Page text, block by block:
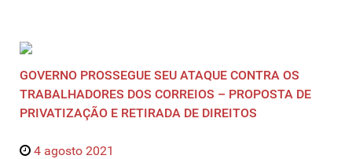
GOVERNO PROSSEGUE SEU ATAQUE CONTRA OS
TRABALHADORES DOS CORREIOS – PROPOSTA DE
PRIVATIZAÇÃO E RETIRADA DE DIREITOS
4 agosto 2021